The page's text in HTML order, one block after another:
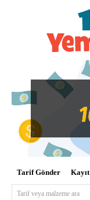
Tarif Gönder Kayıt
Tarif veya malzeme ara